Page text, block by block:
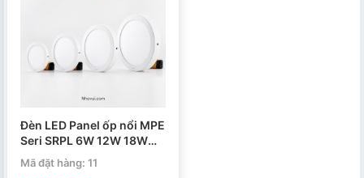
Đèn LED Panel ốp nổi MPE
Seri SRPL 6W 12W 18W
24W
Mã đặt hàng: 11